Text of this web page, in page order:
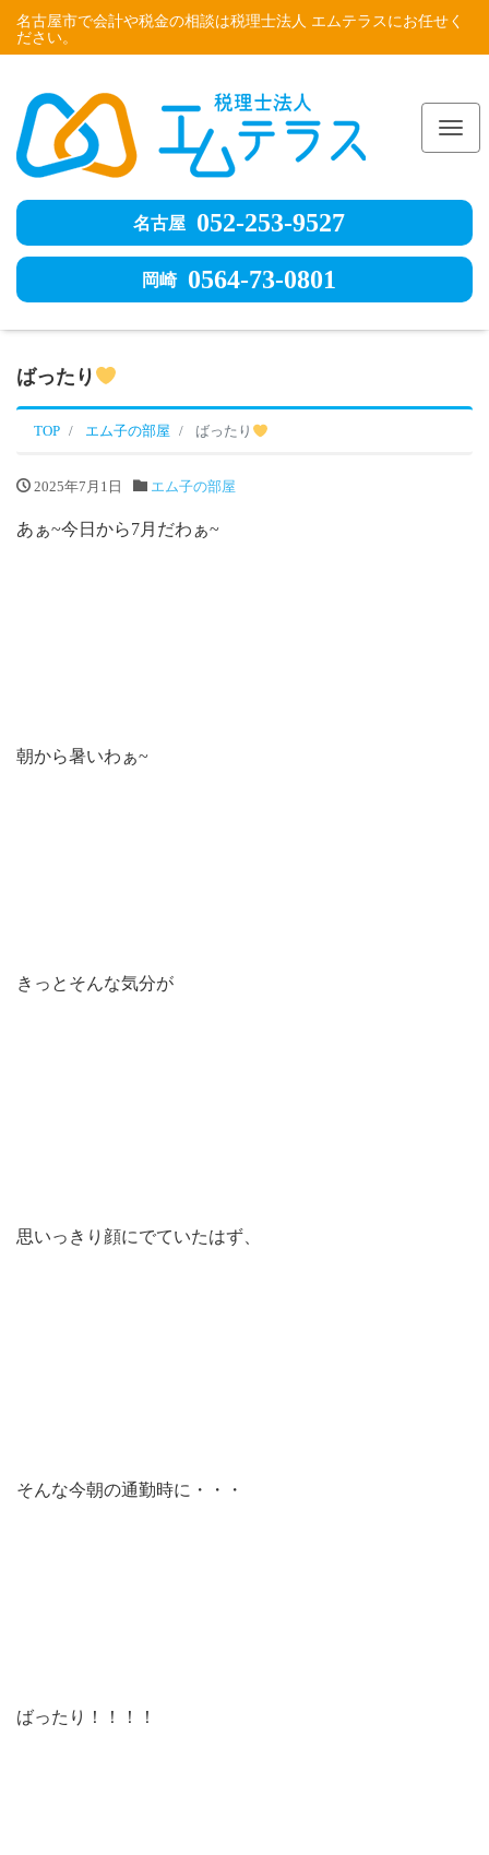
名古屋市で会計や税金の相談は税理士法人 エムテラスにお任せく
ださい。
名古屋 052-253-9527
岡崎 0564-73-0801
ばったり
TOP エム子の部屋 ばったり
2025年7月1日 エム子の部屋
あぁ~今日から7月だわぁ~
朝から暑いわぁ~
きっとそんな気分が
思いっきり顔にでていたはず、
そんな今朝の通勤時に・・・
ばったり！！！！